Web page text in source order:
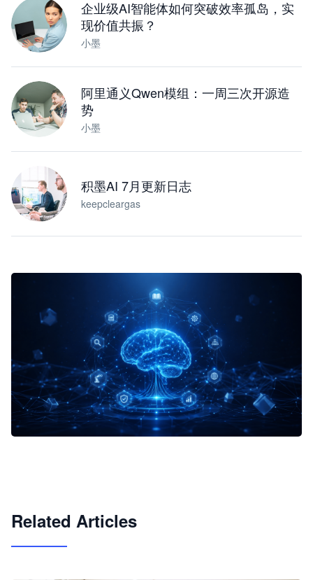
企业级AI智能体如何突破效率孤岛，实
现价值共振？
小墨
阿里通义Qwen模组：一周三次开源造
势
小墨
积墨AI 7月更新日志
keepcleargas
Related Articles